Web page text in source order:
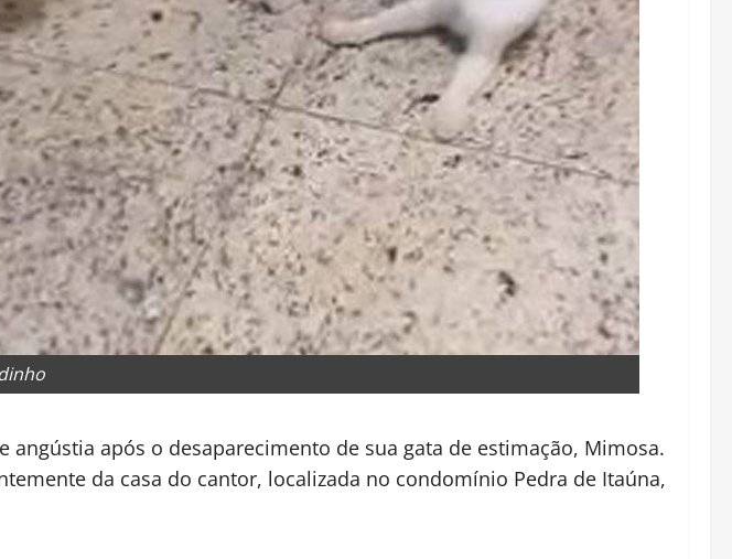
após o desaparecimento de sua gata de estimação, Mimosa.
da casa do cantor, localizada no condomínio Pedra de Itaúna,